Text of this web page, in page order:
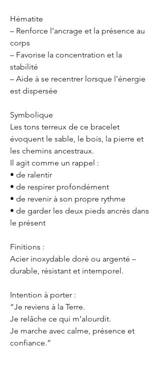
Hématite
– Renforce l’ancrage et la présence au
corps
– Favorise la concentration et la
stabilité
– Aide à se recentrer lorsque l’énergie
est dispersée
Symbolique
Les tons terreux de ce bracelet
évoquent le sable, le bois, la pierre et
les chemins ancestraux.
Il agit comme un rappel :
• de ralentir
• de respirer profondément
• de revenir à son propre rythme
• de garder les deux pieds ancrés dans
le présent
Finitions :
Acier inoxydable doré ou argenté –
durable, résistant et intemporel.
Intention à porter :
“Je reviens à la Terre.
Je relâche ce qui m’alourdit.
Je marche avec calme, présence et
confiance.”